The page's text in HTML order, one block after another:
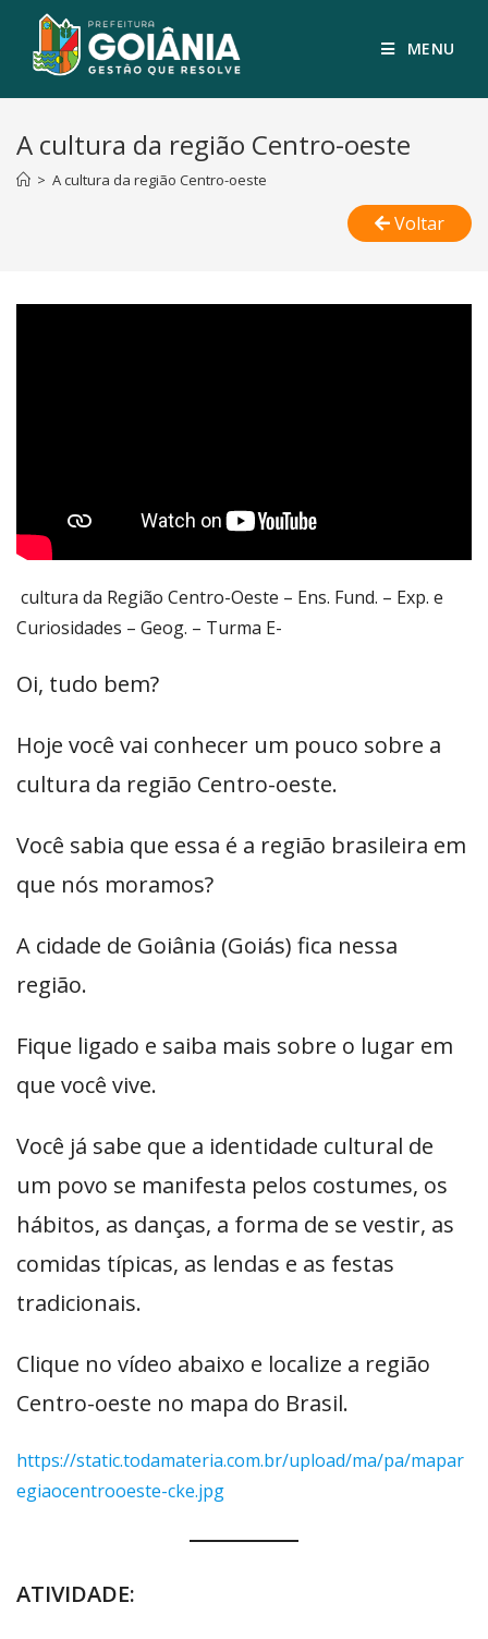
MENU
A cultura da região Centro-oeste
> A cultura da região Centro-oeste
Voltar
cultura da Região Centro-Oeste – Ens. Fund. – Exp. e
Curiosidades – Geog. – Turma E-
Oi, tudo bem?
Hoje você vai conhecer um pouco sobre a
cultura da região Centro-oeste.
Você sabia que essa é a região brasileira em
que nós moramos?
A cidade de Goiânia (Goiás) fica nessa
região.
Fique ligado e saiba mais sobre o lugar em
que você vive.
Você já sabe que a identidade cultural de
um povo se manifesta pelos costumes, os
hábitos, as danças, a forma de se vestir, as
comidas típicas, as lendas e as festas
tradicionais.
Clique no vídeo abaixo e localize a região
Centro-oeste no mapa do Brasil.
https://static.todamateria.com.br/upload/ma/pa/mapar
egiaocentrooeste-cke.jpg
ATIVIDADE: